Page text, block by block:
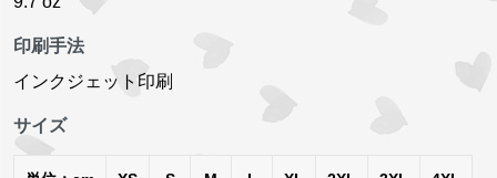
印刷手法
インクジェット印刷
サイズ